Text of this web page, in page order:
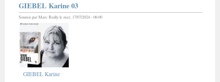
GIEBEL Karine 03
Soumis parMarc Baillyle mer, 17/07/2024 - 06:00
GIEBEL Karine